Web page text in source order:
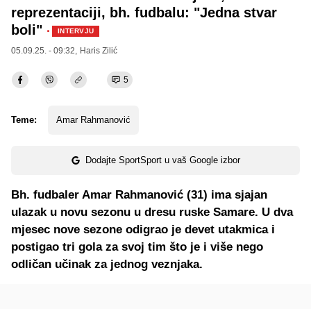
reprezentaciji, bh. fudbalu: "Jedna stvar
boli" · INTERVJU
05.09.25. - 09:32, Haris Zilić
5
Teme: Amar Rahmanović
Dodajte SportSport u vaš Google izbor
Bh. fudbaler Amar Rahmanović (31) ima sjajan
ulazak u novu sezonu u dresu ruske Samare. U dva
mjesec nove sezone odigrao je devet utakmica i
postigao tri gola za svoj tim što je i više nego
odličan učinak za jednog veznjaka.